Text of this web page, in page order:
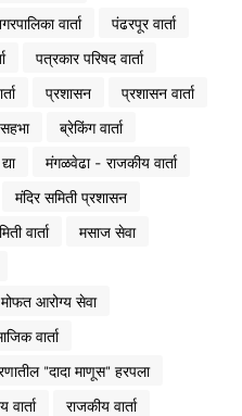
वार्ता
पंढरपूर वार्ता
पत्रकार परिषद वार्ता
प्रशासन
प्रशासन वार्ता
ब्रेकिंग वार्ता
मंगळवेढा - राजकीय वार्ता
मंदिर समिती प्रशासन
वार्ता
मसाज सेवा
आरोग्य सेवा
वार्ता
"दादा माणूस" हरपला
वार्ता
राजकीय वार्ता